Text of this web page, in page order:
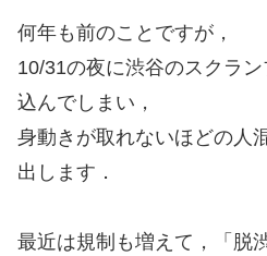
何年も前のことですが，
10/31の夜に渋谷のスクラ
込んでしまい，
身動きが取れないほどの人
出します．
最近は規制も増えて，「脱